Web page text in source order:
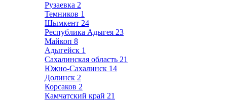
Рузаевка 2
Темников 1
Шымкент 24
Республика Адыгея 23
Майкоп 8
Адыгейск 1
Сахалинская область 21
Южно-Сахалинск 14
Долинск 2
Корсаков 2
Камчатский край 21